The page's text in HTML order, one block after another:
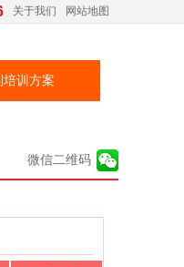
关于我们 网站地图
训方案
微信二维码